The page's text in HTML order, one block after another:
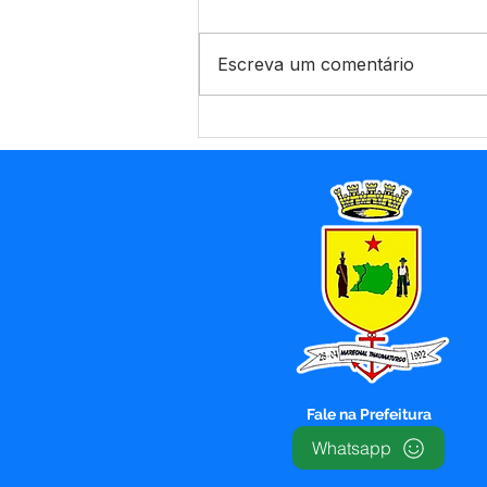
Thaumaturgo amplia
infraestrutura urbana com
abertura de novas ruas e
implantação de rede de
abastecimento de água
Escreva um comentário
Fale na Prefeitura
Whatsapp